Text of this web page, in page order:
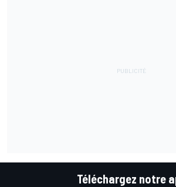
Téléchargez notre